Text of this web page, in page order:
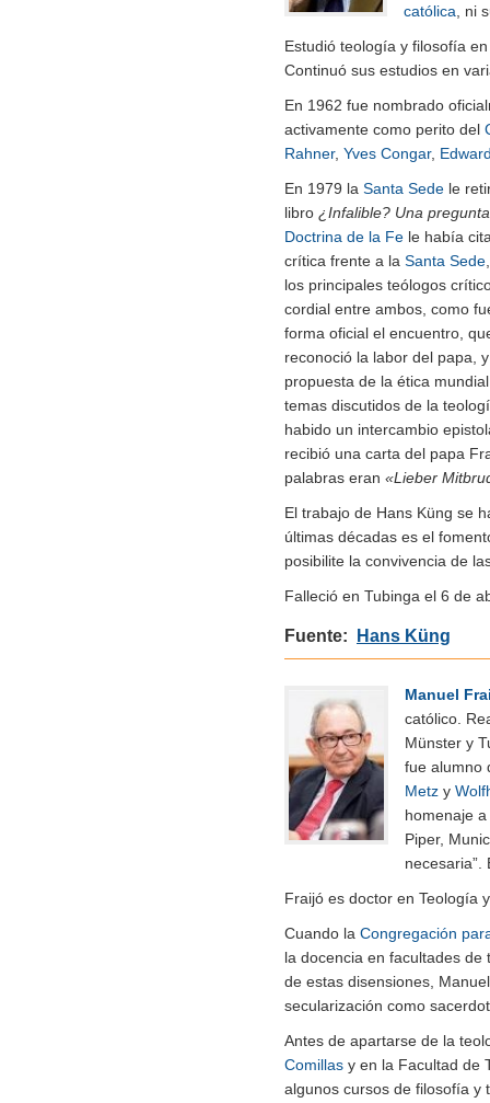
católica , ni
Estudió teología y filosofía
Continuó sus estudios en
En 1962 fue nombrado
activamente como perito del
Rahner, Yves Congar,
En 1979 la Santa Sede le
libro ¿Infalible? Una pregunta
Doctrina de la Fe le había
crítica frente a la Santa Sede
los principales teólogos
cordial entre ambos, como
forma oficial el encuentro,
reconoció la labor del papa,
propuesta de la ética
temas discutidos de la
habido un intercambio
recibió una carta del papa
palabras eran «Lieber
El trabajo de Hans Küng se
últimas décadas es el
posibilite la convivencia de
Falleció en Tubinga el 6 de
Fuente: Hans Küng
Manuel
católico.
Münster y
fue alumno
Metz y
homenaje a
Piper,
Fraijó es doctor en Teología
Cuando la Congregación
la docencia en facultades
de estas disensiones,
secularización como
Antes de apartarse de la
Comillas y en la Facultad de
algunos cursos de filosofía y